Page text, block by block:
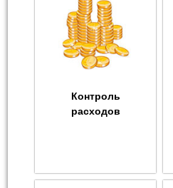
Контроль
расходов